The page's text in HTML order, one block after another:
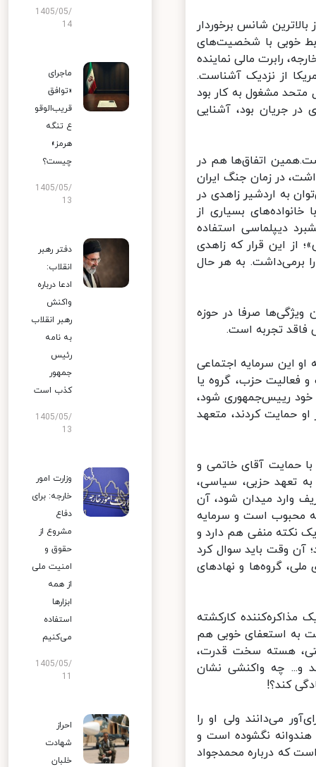
شانس برخوردار
خوبی با شخصیت‌های
رابرت مالی نماینده
از نزدیک آشناست.
متحد مشغول به کار بود
جریان بود، آشنایی
اتفاق‌ها هم در
در زمان جنگ ایران
به اردشیر زاهدی در
بسیاری از
دیپلماسی استفاده
این قرار که زاهدی
برمی‌داشت. به ‌هر حال
صرفا در حوزه
تجربه است.
این سرمایه اجتماعی
حزب، گروه یا
رییس‌جمهوری شود،
حمایت کردند، متعهد
حمایت آقای خاتمی و
تعهد حزبی، سیاسی،
وارد میدان شود، آن‌
محبوب است و سرمایه
نکته منفی هم دارد و
آن وقت باید سوال کرد
گروه‌ها و نهادهای
کارکشته
به استعفای خوبی هم
هسته سخت قدرت،
و... چه واکنشی نشان
کند؟!
می‌دانند ولی او را
نگشوده است و
که درباره محمدجواد
1405/05/
14
ماجرای
«توافق
قریب‌الوقو
ع تنگه
هرمز»
چیست؟
1405/05/
13
دفتر رهبر
انقلاب:
ادعا درباره
واکنش
رهبر انقلاب
به نامه
رئیس
جمهور
کذب است
1405/05/
13
وزارت امور
خارجه: برای
دفاع
مشروع از
حقوق و
امنیت ملی
از همه
ابزارها
استفاده
می‌کنیم
1405/05/
احراز
شهادت
خلبان